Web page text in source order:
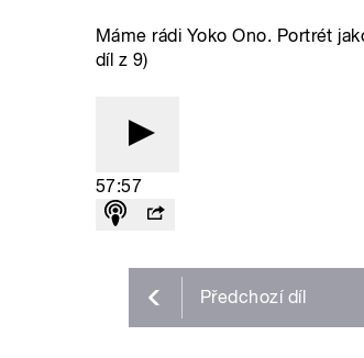
Máme rádi Yoko Ono. Portrét
díl z 9)
57:57
Předchozí díl